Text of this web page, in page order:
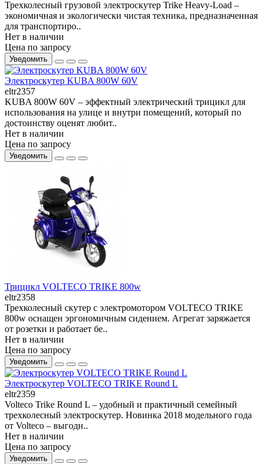
Трехколесный грузовой электроскутер Trike Heavy-Load –
экономичная и экологически чистая техника, предназначенная
для транспортиро..
Нет в наличии
Цена по запросу
Уведомить
Электроскутер KUBA 800W 60V
eltr2357
KUBA 800W 60V – эффектный электрический трицикл для
использования на улице и внутри помещений, который по
достоинству оценят любит..
Нет в наличии
Цена по запросу
Уведомить
Трицикл VOLTECO TRIKE 800w
eltr2358
Трехколесный скутер с электромотором VOLTECO TRIKE
800w оснащен эргономичным сидением. Агрегат заряжается
от розетки и работает бе..
Нет в наличии
Цена по запросу
Уведомить
Электроскутер VOLTECO TRIKE Round L
eltr2359
Volteco Trike Round L – удобный и практичный семейный
трехколесный электроскутер. Новинка 2018 модельного года
от Volteco – выгодн..
Нет в наличии
Цена по запросу
Уведомить